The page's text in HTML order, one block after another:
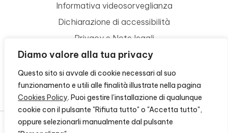
Diamo valore alla tua privacy
Questo sito si avvale di cookie necessari al suo
funzionamento e utili alle finalità illustrate nella pagina
Cookies Policy. Puoi gestire l'installazione di qualunque
cookie con il pulsante "Rifiuta tutto" o "Accetta tutto",
oppure selezionarli manualmente dal pulsante
Informativa videosorveglianza
Dichiarazione di accessibilità
Privacy e Note legali
Termini di utilizzo
Cookie policy
Contattaci